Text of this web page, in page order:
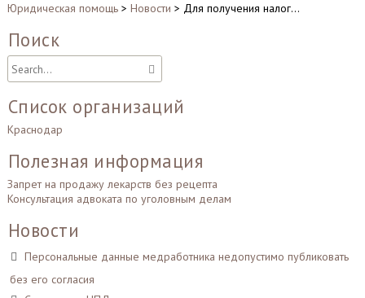
Юридическая помощь> Новости > Для получения налог…
Поиск
Список организаций
Краснодар
Полезная информация
Запрет на продажу лекарств без рецепта
Консультация адвоката по уголовным делам
Новости
Персональные данные медработника недопустимо публиковать
без его согласия